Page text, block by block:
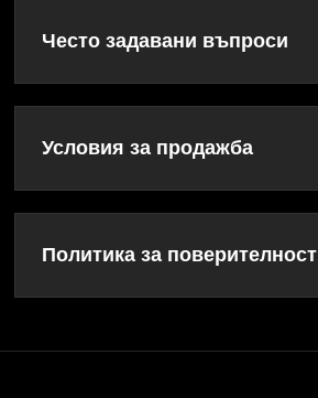
Често задавани въпроси
Условия за продажба
Политика за поверителност